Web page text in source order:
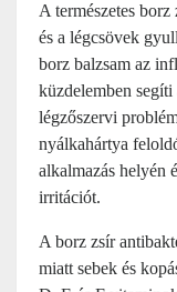
A természetes
és a légcsövek
borz balzsam az
küzdelemben segíti
légzőszervi
nyálkahártya
alkalmazás helyén
irritációt.
A borz zsír
miatt sebek és